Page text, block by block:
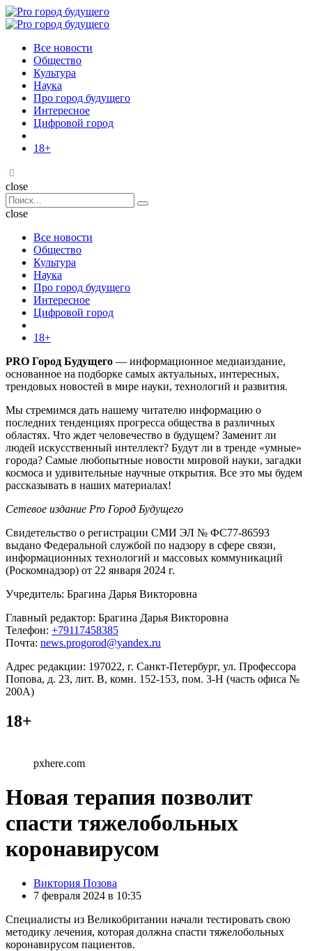
Menu
Поиск
Menu
Pro
Все новости
Общество
Культура
Наука
Про город будущего
Интересное
Цифровой город
18+
Поиск
close
Search
for:
Поиск
close
Все новости
Общество
Культура
Наука
Про город будущего
Интересное
Цифровой город
18+
PRO Город Будущего — информационное медиаиздание,
основанное на подборке самых актуальных, интересных,
трендовых новостей в мире науки, технологий и развития.
Мы стремимся дать нашему читателю информацию о
последних тенденциях прогресса общества в различных
областях. Что ждет человечество в будущем? Заменит ли
людей искусственный интеллект? Будут ли в тренде «умные»
города? Самые любопытные новости мировой науки, загадки
космоса и удивительные научные открытия. Все это мы будем
рассказывать в наших материалах!
Сетевое издание Pro Город Будущего
Свидетельство о регистрации СМИ ЭЛ № ФС77-86593
выдано Федеральной службой по надзору в сфере связи,
информационных технологий и массовых коммуникаций
(Роскомнадзор) от 22 января 2024 г.
Учредитель: Брагина Дарья Викторовна
Главный редактор: Брагина Дарья Викторовна
Телефон: +79117458385
Почта: news.progorod@yandex.ru
Адрес редакции: 197022, г. Санкт-Петербург, ул. Профессора
Попова, д. 23, лит. В, комн. 152-153, пом. 3-Н (часть офиса №
200А)
18+
pxhere.com
Новая терапия позволит
спасти тяжелобольных
коронавирусом
Posted
by
Виктория Позова
7 февраля 2024 в 10:35
Специалисты из Великобритании начали тестировать свою
методику лечения, которая должна спасти тяжелобольных
коронавирусом пациентов.